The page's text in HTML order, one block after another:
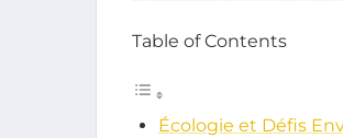
Table of Contents
Écologie et Défis